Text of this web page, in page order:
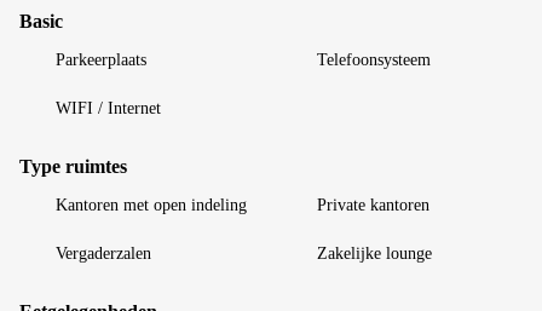
Basic
Parkeerplaats Telefoonsysteem
WIFI / Internet
Type ruimtes
Kantoren met open indeling Private kantoren
Vergaderzalen Zakelijke lounge